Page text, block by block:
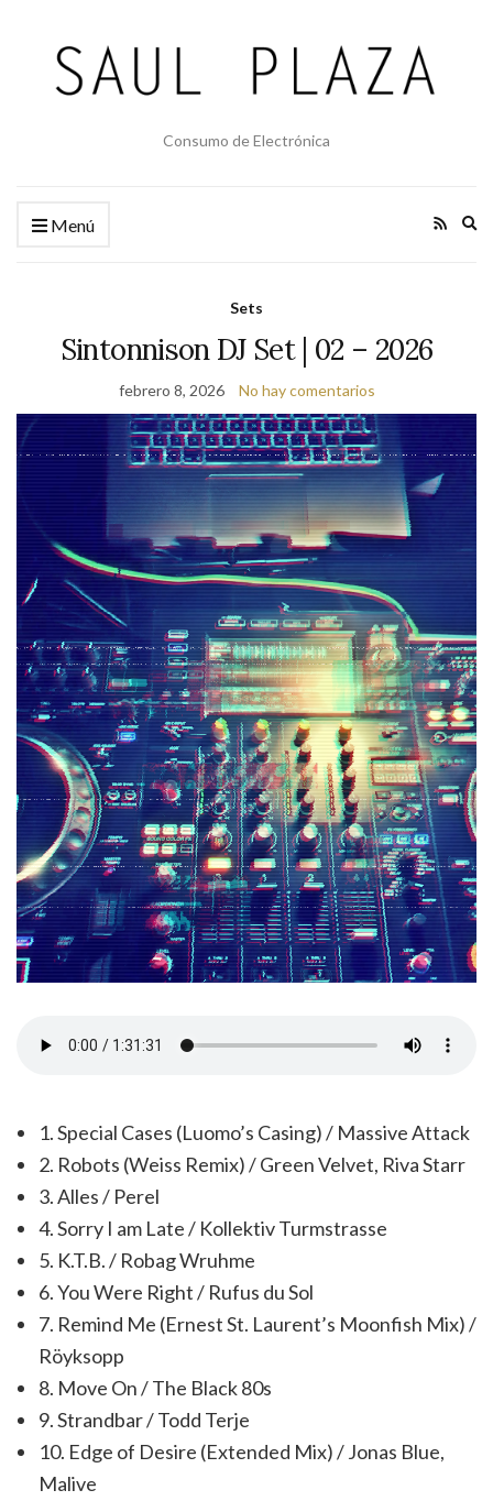
Consumo de Electrónica
Menú
Sets
Sintonnison DJ Set | 02 – 2026
febrero 8, 2026 No hay comentarios
1. Special Cases (Luomo’s Casing) / Massive Attack
2. Robots (Weiss Remix) / Green Velvet, Riva Starr
3. Alles / Perel
4. Sorry I am Late / Kollektiv Turmstrasse
5. K.T.B. / Robag Wruhme
6. You Were Right / Rufus du Sol
7. Remind Me (Ernest St. Laurent’s Moonfish Mix) /
Röyksopp
8. Move On / The Black 80s
9. Strandbar / Todd Terje
10. Edge of Desire (Extended Mix) / Jonas Blue,
Malive